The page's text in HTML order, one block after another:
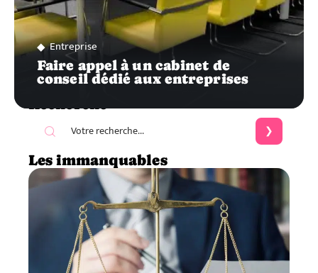
Entreprise
Faire appel à un cabinet de
conseil dédié aux entreprises
Recherche
Les immanquables